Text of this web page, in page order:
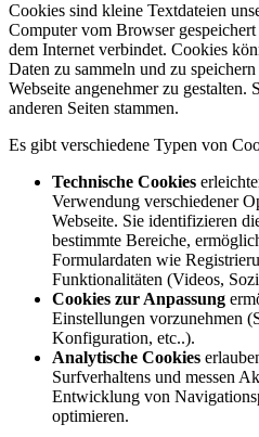
Cookies sind kleine Textdateien
Computer vom Browser
dem Internet verbindet. Cookies
Daten zu sammeln und zu
Webseite angenehmer zu gestalten.
anderen Seiten stammen.
Es gibt verschiedene Typen von
Technische Cookies
Verwendung verschiedener
Webseite. Sie identifizieren
bestimmte Bereiche,
Formulardaten wie
Funktionalitäten (Videos,
Cookies zur Anpassung
Einstellungen vorzunehmen
Konfiguration, etc..).
Analytische Cookies
Surfverhaltens und messen
Entwicklung von
optimieren.